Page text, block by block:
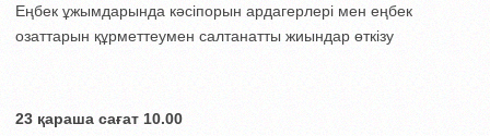
Еңбек ұжымдарында кәсіпорын ардагерлері мен еңбек
озаттарын құрметтеумен салтанатты жиындар өткізу
23 қараша сағат 10.00